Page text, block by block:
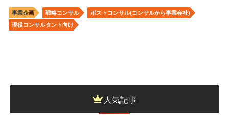
事業企画 戦略コンサル
ポストコンサル(コンサルから事業会社)
現役コンサルタント向け
人気記事